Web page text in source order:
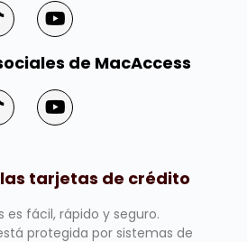
de MacAccess
tarjetas de crédito
fácil, rápido y seguro.
protegida por sistemas de